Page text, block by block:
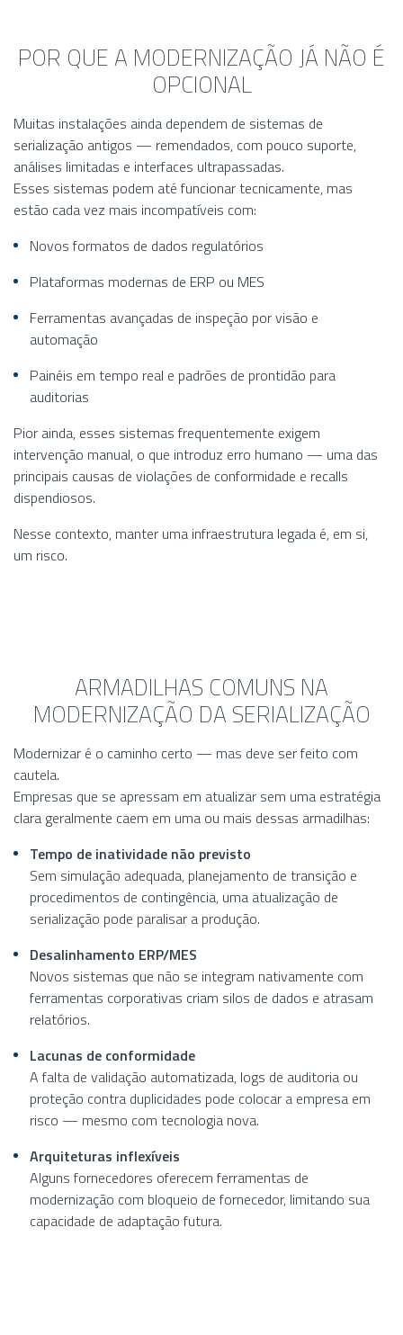
POR QUE A MODERNIZAÇÃO JÁ NÃO É
OPCIONAL
Muitas instalações ainda dependem de sistemas de
serialização antigos — remendados, com pouco suporte,
análises limitadas e interfaces ultrapassadas.
Esses sistemas podem até funcionar tecnicamente, mas
estão cada vez mais incompatíveis com:
Novos formatos de dados regulatórios
Plataformas modernas de ERP ou MES
Ferramentas avançadas de inspeção por visão e
automação
Painéis em tempo real e padrões de prontidão para
auditorias
Pior ainda, esses sistemas frequentemente exigem
intervenção manual, o que introduz erro humano — uma das
principais causas de violações de conformidade e recalls
dispendiosos.
Nesse contexto, manter uma infraestrutura legada é, em si,
um risco.
ARMADILHAS COMUNS NA
MODERNIZAÇÃO DA SERIALIZAÇÃO
Modernizar é o caminho certo — mas deve ser feito com
cautela.
Empresas que se apressam em atualizar sem uma estratégia
clara geralmente caem em uma ou mais dessas armadilhas:
Tempo de inatividade não previsto
Sem simulação adequada, planejamento de transição e
procedimentos de contingência, uma atualização de
serialização pode paralisar a produção.
Desalinhamento ERP/MES
Novos sistemas que não se integram nativamente com
ferramentas corporativas criam silos de dados e atrasam
relatórios.
Lacunas de conformidade
A falta de validação automatizada, logs de auditoria ou
proteção contra duplicidades pode colocar a empresa em
risco — mesmo com tecnologia nova.
Arquiteturas inflexíveis
Alguns fornecedores oferecem ferramentas de
modernização com bloqueio de fornecedor, limitando sua
capacidade de adaptação futura.